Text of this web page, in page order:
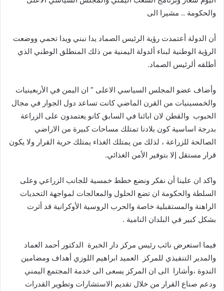
والحكومة .. مشيرا الى
أن الدولة أعتمدت رؤية الرئيس الصماد يدا نبني ويدا تحمي ووضعت
الرؤية الوطنية لبناء ألدولة اليمنية من ذلك المنطلق الوطني الذي
أطلقه ألرئيس الصماد.
وأضاف عضو المجلس السياسي الاعلى ” ان اليمن في الأربعينيات
والخمسينيات من القرن الماضي كانت تساعد دول الجوار في مجال
الحبوب والقطن لان ابائنا في السابق كانو يعتمدون على الزراعة
بدرجة اساسية كون بلادنا تمتلك مساحات كبيرة من الاراضي
الصالحة للزراعة ، لذلك من يمتلك الغذاء يمتلك حرية القرار ولا يكون
قرار مستقل إلا بتوفير الأمن الغذائي.
واكد ان علينا أن نفكر ونضع خطط خمسية للجانب الزراعي وعلى
السلطة والحكومة ان تضع الحلول والمعالجات لمواجهة التحديات
الراهنة والمستقبلية خاصة والحرب الروسية الأوكرانية قد أثرت
بشكل كبير في البلدان النامية .
فيما استعرض نائب رئيس مركز دار الخبرة الدكتور أحمد العماد
والمدير التنفيذي للمركز العميد ابراهيم اللوزي أهداف ومضامين
الندوة ،وأشارا الى ان المركز يسعى الى خدمة المجتمع اليمني
ودعم صناع القرار من خلال تقديم الاستشارات وتطوير القدرات